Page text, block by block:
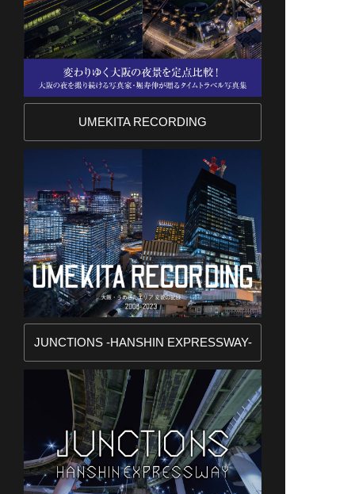
UMEKITA RECORDING
JUNCTIONS -HANSHIN EXPRESSWAY-